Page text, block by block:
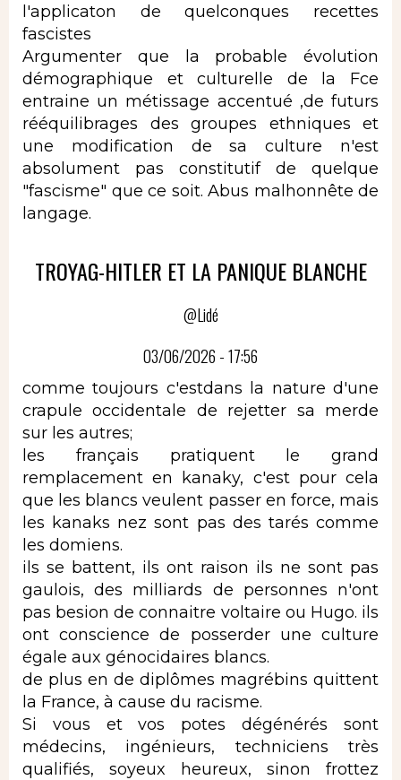
l'applicaton de quelconques recettes
fascistes
Argumenter que la probable évolution
démographique et culturelle de la Fce
entraine un métissage accentué ,de futurs
rééquilibrages des groupes ethniques et
une modification de sa culture n'est
absolument pas constitutif de quelque
"fascisme" que ce soit. Abus malhonnête de
langage.
TROYAG-HITLER ET LA PANIQUE BLANCHE
@Lidé
03/06/2026 - 17:56
comme toujours c'estdans la nature d'une
crapule occidentale de rejetter sa merde
sur les autres;
les français pratiquent le grand
remplacement en kanaky, c'est pour cela
que les blancs veulent passer en force, mais
les kanaks nez sont pas des tarés comme
les domiens.
ils se battent, ils ont raison ils ne sont pas
gaulois, des milliards de personnes n'ont
pas besion de connaitre voltaire ou Hugo. ils
ont conscience de posserder une culture
égale aux génocidaires blancs.
de plus en de diplômes magrébins quittent
la France, à cause du racisme.
Si vous et vos potes dégénérés sont
médecins, ingénieurs, techniciens très
qualifiés, soyeux heureux, sinon frottez